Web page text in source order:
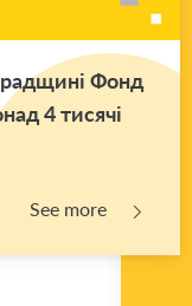
Фонд
4 тисячі
See more